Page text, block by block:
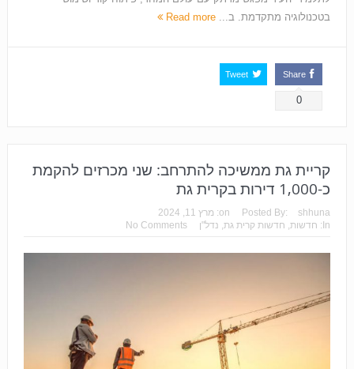
בטכנולוגיה מתקדמת. ב... Read more
Share
0
Tweet
קריית גת ממשיכה להתרחב: שני מכרזים להקמת
כ-1,000 דירות בקרית גת
Posted By: shhuna
on: מרץ 11, 2024
In: חדשות, חדשות קרית גת, נדל"ן No Comments